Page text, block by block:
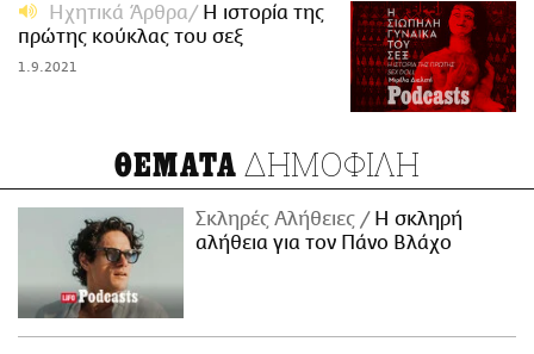
Ηχητικά Άρθρα
Η ιστορία της
πρώτης κούκλας του σεξ
1.9.2021
ΘΕΜΑΤΑ ΔΗΜΟΦΙΛΗ
Σκληρές Αλήθειες
H σκληρή
αλήθεια για τον Πάνο Βλάχο